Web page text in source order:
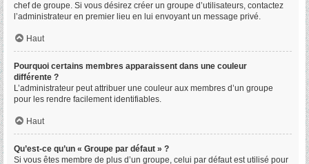
chef de groupe. Si vous désirez créer un groupe d’utilisateurs, contactez
l’administrateur en premier lieu en lui envoyant un message privé.
Haut
Pourquoi certains membres apparaissent dans une couleur
différente ?
L’administrateur peut attribuer une couleur aux membres d’un groupe
pour les rendre facilement identifiables.
Haut
Qu’est-ce qu’un « Groupe par défaut » ?
Si vous êtes membre de plus d’un groupe, celui par défaut est utilisé pour